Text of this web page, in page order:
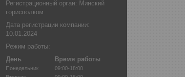
Регистрационный орган: Минский
горисполком
Дата регистрации компании:
10.01.2024
Режим работы:
День
Время работы
Понедельник
09:00-18:00